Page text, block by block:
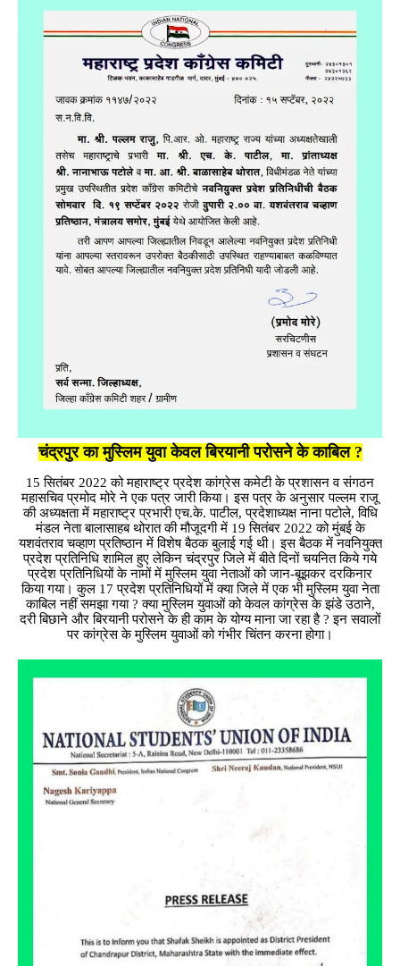
चंद्रपुर का मुस्लिम युवा केवल बिरयानी परोसने के काबिल ?
15 सितंबर 2022 को महाराष्ट्र प्रदेश कांग्रेस कमेटी के प्रशासन व संगठन
महासचिव प्रमोद मोरे ने एक पत्र जारी किया। इस पत्र के अनुसार पल्लम राजू
की अध्यक्षता में महाराष्ट्र प्रभारी एच.के. पाटील, प्रदेशाध्यक्ष नाना पटोले, विधि
मंडल नेता बालासाहब थोरात की मौजूदगी में 19 सितंबर 2022 को मुंबई के
यशवंतराव चव्हाण प्रतिष्ठान में विशेष बैठक बुलाई गई थी। इस बैठक में नवनियुक्त
प्रदेश प्रतिनिधि शामिल हुए लेकिन चंद्रपुर जिले में बीते दिनों चयनित किये गये
प्रदेश प्रतिनिधियों के नामों में मुस्लिम युवा नेताओं को जान-बूझकर दरकिनार
किया गया। कुल 17 प्रदेश प्रतिनिधियों में क्या जिले में एक भी मुस्लिम युवा नेता
काबिल नहीं समझा गया ? क्या मुस्लिम युवाओं को केवल कांग्रेस के झंडे उठाने,
दरी बिछाने और बिरयानी परोसने के ही काम के योग्य माना जा रहा है ? इन सवालों
पर कांग्रेस के मुस्लिम युवाओं को गंभीर चिंतन करना होगा।